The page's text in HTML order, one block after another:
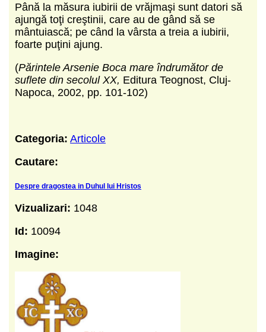
Până la măsura iubirii de vrăjmaşi sunt datori să
ajungă toţi creştinii, care au de gând să se
mântuiască; pe când la vârsta a treia a iubirii,
foarte puţini ajung.
(Părintele Arsenie Boca mare îndrumător de
suflete din secolul XX, Editura Teognost, Cluj-
Napoca, 2002, pp. 101-102)
Categoria: Articole
Cautare:
Despre dragostea in Duhul lui Hristos
Vizualizari: 1048
Id: 10094
Imagine: